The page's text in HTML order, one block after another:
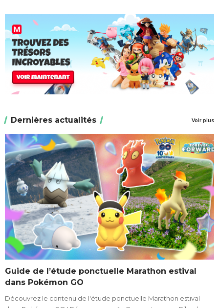
Dernières actualités Voir plus
Guide de l’étude ponctuelle Marathon estival
dans Pokémon GO
Découvrez le contenu de l'étude ponctuelle Marathon estival